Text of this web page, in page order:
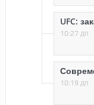
UFC:
10:27 дп
10:19 дп